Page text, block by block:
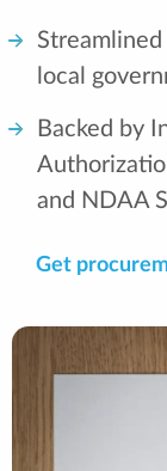
local
Backed by
and NDAA
Get